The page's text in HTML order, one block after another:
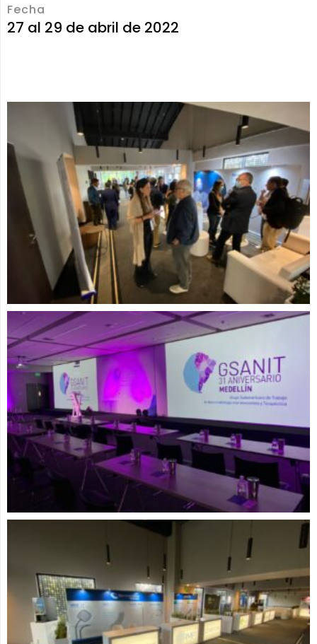
Fecha
27 al 29 de abril de 2022